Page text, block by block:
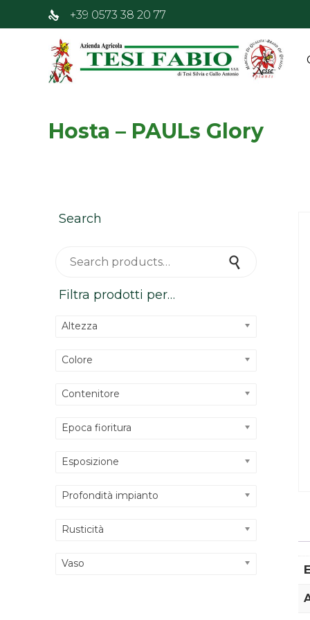
+39 0573 38 20 77
Hosta – PAULs Glory
Search
Search
Filtra prodotti per…
Altezza
Colore
Contenitore
Epoca fioritura
Esposizione
Profondità impianto
Rusticità
Vaso